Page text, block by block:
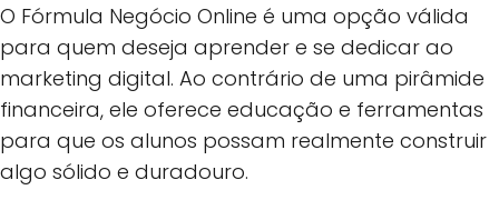
O Fórmula Negócio Online é uma opção válida
para quem deseja aprender e se dedicar ao
marketing digital. Ao contrário de uma pirâmide
financeira, ele oferece educação e ferramentas
para que os alunos possam realmente construir
algo sólido e duradouro.